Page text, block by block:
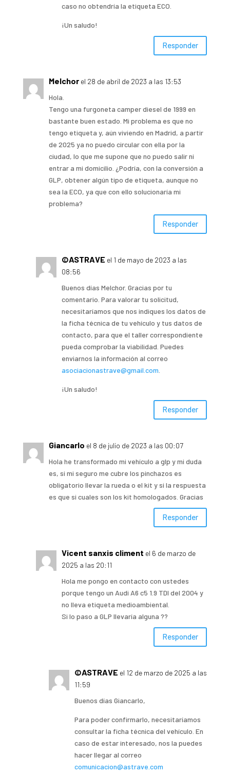
caso no obtendría la etiqueta ECO.
¡Un saludo!
Responder
Melchor el 28 de abril de 2023 a las 13:53
Hola.
Tengo una furgoneta camper diesel de 1999 en
bastante buen estado. Mi problema es que no
tengo etiqueta y, aún viviendo en Madrid, a partir
de 2025 ya no puedo circular con ella por la
ciudad, lo que me supone que no puedo salir ni
entrar a mi domicilio. ¿Podría, con la conversión a
GLP, obtener algún tipo de etiqueta, aunque no
sea la ECO, ya que con ello solucionaría mi
problema?
Responder
©ASTRAVE el 1 de mayo de 2023 a las
08:56
Buenos días Melchor. Gracias por tu
comentario. Para valorar tu solicitud,
necesitaríamos que nos indiques los datos de
la ficha técnica de tu vehículo y tus datos de
contacto, para que el taller correspondiente
pueda comprobar la viabilidad. Puedes
enviarnos la información al correo
asociacionastrave@gmail.com
¡Un saludo!
Responder
Giancarlo el 8 de julio de 2023 a las 00:07
Hola he transformado mi vehículo a glp y mi duda
es, si mi seguro me cubre los pinchazos es
obligatorio llevar la rueda o el kit y si la respuesta
es que si cuales son los kit homologados. Gracias
Responder
Vicent sanxis climent el 6 de marzo de
2025 a las 20:11
Hola me pongo en contacto con ustedes
porque tengo un Audi A6 c5 1.9 TDI del 2004 y
no lleva etiqueta medioambiental.
Si lo paso a GLP llevaría alguna ??
Responder
©ASTRAVE el 12 de marzo de 2025 a las
11:59
Buenos días Giancarlo,
Para poder confirmarlo, necesitaríamos
consultar la ficha técnica del vehículo. En
caso de estar interesado, nos la puedes
hacer llegar al correo
comunicacion@astrave.com